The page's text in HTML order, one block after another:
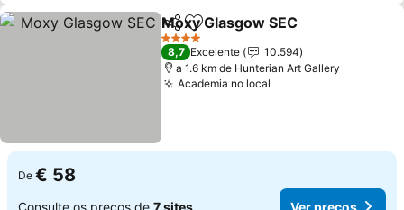
PartilharAdicionar aos favoritos
Moxy Glasgow SEC
4 Estrelas
8,7 Excelente
10.594
a 1.6 km de Hunterian Art Gallery
Academia no local
De € 58
Consulte os preços de 7 sites Ver preços